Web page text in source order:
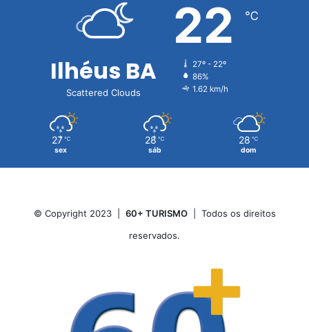
Ilhéus BA
Scattered Clouds
22 ℃
27º - 22º
86%
1.62 km/h
27 ℃
sex
28 ℃
sáb
28 ℃
dom
© Copyright 2023 | 60+ TURISMO| Todos os direitos
reservados.